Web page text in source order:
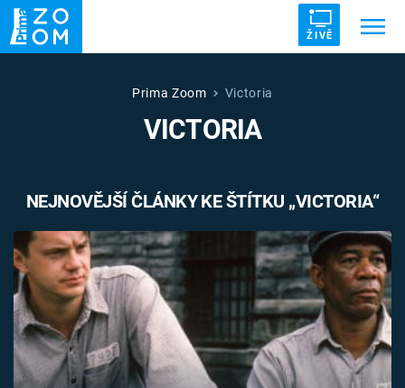
ŽIVĚ
UFO DRUHÁ SVĚTOVÁ VÁLKA
VETŘELCI DÁVNOVĚKU
Témata
Témata
Pořady
TV Program
Prima Zoom Victoria
VICTORIA
NEJNOVĚJŠÍ ČLÁNKY KE ŠTÍTKU „VICTORIA“